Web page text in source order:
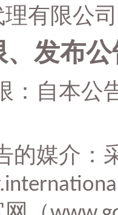
有限公
、发布
：自本公
的媒介：